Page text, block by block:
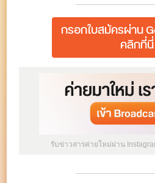
กรอกใบสมัครผ่าน
คลิกที่นี่
รับข่าวสารค่ายใหม่ผ่าน